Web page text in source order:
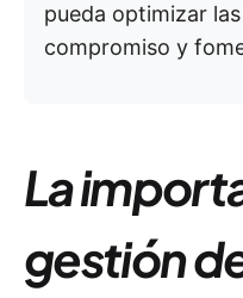
pueda optimizar
compromiso y
La
gestión